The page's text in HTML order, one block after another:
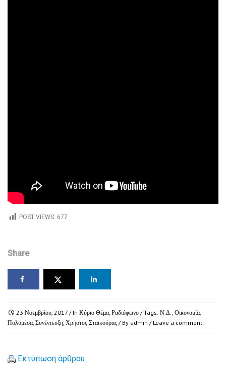
POST VIEWS: 677
Share
23 Νοεμβρίου, 2017 / In Κύριο Θέμα, Ραδιόφωνο / Tags: Ν.Δ., Οικονομία,
Πολυμέσα, Συνέντευξη, Χρήστος Σταϊκούρας / By admin / Leave a comment
Εκτύπωση άρθρου